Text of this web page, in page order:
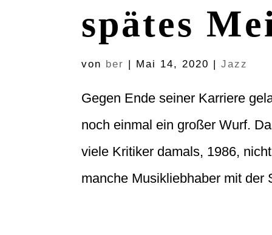
spätes
von ber Mai 14, 2020 |Jazz
Gegen Ende seiner Karriere
noch einmal ein großer Wurf.
viele Kritiker damals, 1986,
manche Musikliebhaber mit der